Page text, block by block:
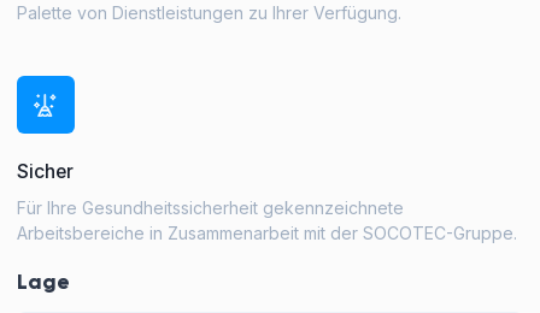
Palette von Dienstleistungen zu Ihrer Verfügung.
Sicher
Für Ihre Gesundheitssicherheit gekennzeichnete
Arbeitsbereiche in Zusammenarbeit mit der SOCOTEC-Gruppe.
Lage